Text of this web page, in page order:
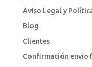
Aviso Legal y
Blog
Clientes
Confirmación envío